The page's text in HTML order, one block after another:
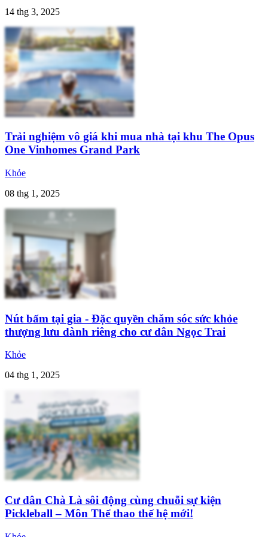
14 thg 3, 2025
Trải nghiệm vô giá khi mua nhà tại khu The Opus
One Vinhomes Grand Park
Khỏe
08 thg 1, 2025
Nút bấm tại gia - Đặc quyền chăm sóc sức khỏe
thượng lưu dành riêng cho cư dân Ngọc Trai
Khỏe
04 thg 1, 2025
Cư dân Chà Là sôi động cùng chuỗi sự kiện
Pickleball – Môn Thể thao thế hệ mới!